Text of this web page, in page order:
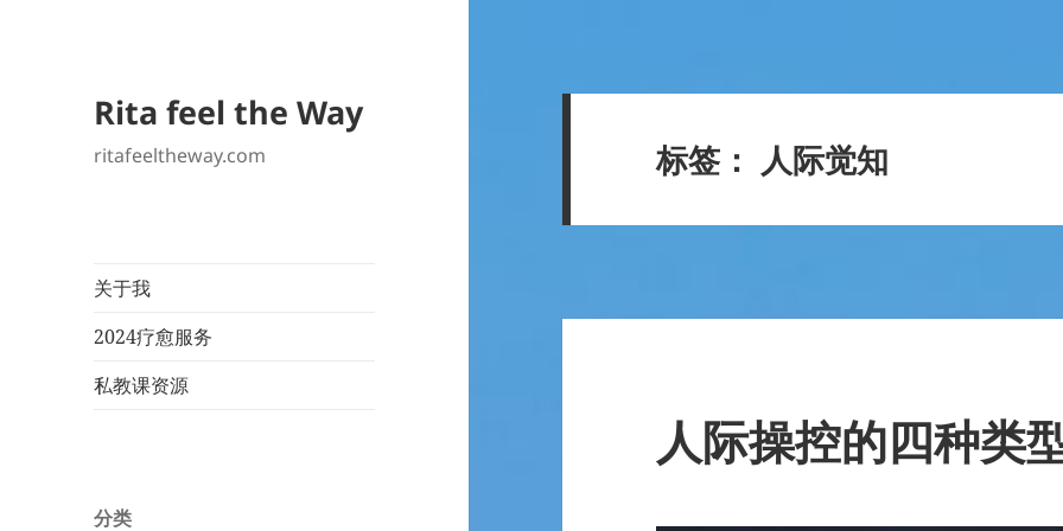
Rita feel the Way
ritafeeltheway.com
关于我
2024疗愈服务
私教课资源
分类
标签： 人际觉知
人际操控的四种类